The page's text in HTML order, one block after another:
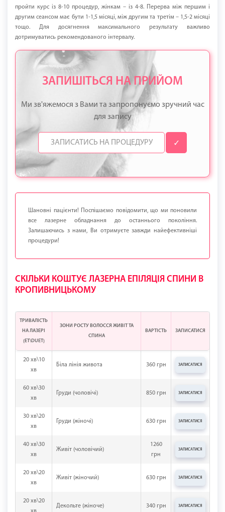
пройти курс із 8-10 процедур, жінкам – із 4-8. Перерва між першим і
другим сеансом має бути 1-1,5 місяці, між другим та третім – 1,5-2 місяці
тощо. Для досягнення максимального результату важливо
дотримуватись рекомендованого інтервалу.
ЗАПИШІТЬСЯ НА ПРИЙОМ
Ми зв'яжемося з Вами та запропонуємо зручний час
для запису
✓
Шановні пацієнти! Поспішаємо повідомити, що ми поновили
все лазерне обладнання до останнього покоління.
Залишаючись з нами, Ви отримуєте завжди найефективніші
процедури!
СКІЛЬКИ КОШТУЄ ЛАЗЕРНА ЕПІЛЯЦІЯ СПИНИ В
КРОПИВНИЦЬКОМУ
20 хв\10
хв
Біла лінія живота 360 грн ЗАПИСАТИСЯ
60 хв\30
хв
Груди (чоловічі) 850 грн ЗАПИСАТИСЯ
30 хв\20
хв
Груди (жіночі) 630 грн ЗАПИСАТИСЯ
40 хв\30
хв
Живіт (чоловічий)
1260
грн
ЗАПИСАТИСЯ
20 хв\20
хв
Живіт (жіночий) 630 грн ЗАПИСАТИСЯ
20 хв\20
хв
Декольте (жіноче) 340 грн ЗАПИСАТИСЯ
ТРИВАЛІСТЬ
НА ЛАЗЕРІ
(ЕТ\DUET)
ЗОНИ РОСТУ ВОЛОССЯ ЖИВІТ ТА
СПИНА
ВАРТІСТЬ ЗАПИСАТИСЯ